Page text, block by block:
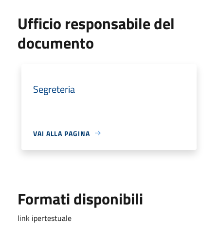
Ufficio responsabile del
documento
Segreteria
VAI ALLA PAGINA
Formati disponibili
link ipertestuale